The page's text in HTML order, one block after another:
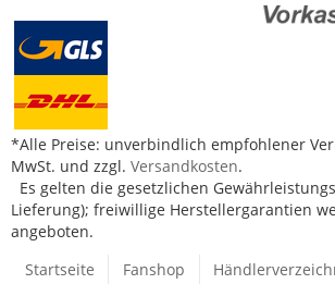
*Alle Preise: unverbindlich empfohlener
MwSt. und zzgl. Versandkosten.
Es gelten die gesetzlichen
Lieferung); freiwillige Herstellergarantien
angeboten.
Startseite
Fanshop